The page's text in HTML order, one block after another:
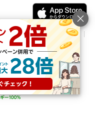
リリース情報
利用規約
ービス一覧 アプリ一覧
Inc.